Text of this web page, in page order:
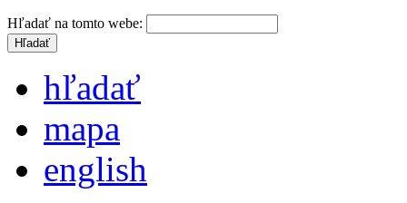
Hľadať na tomto webe:
hľadať
mapa
english